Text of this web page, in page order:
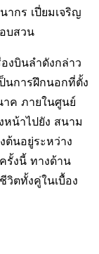
ากร เปี่ยมเจริญ
บสวน
งบินลำดังกล่าว
นการฝึกนอกที่ตั้ง
ค ภายในศูนย์
น้าไปยัง สนาม
ต้นอยู่ระหว่าง
รั้งนี้ ทางด้าน
วิตทั้งคู่ในเบื้อง